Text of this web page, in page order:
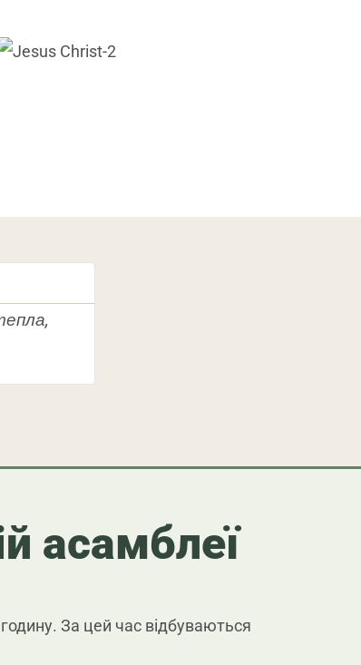
асамблеї
За цей час відбуваються